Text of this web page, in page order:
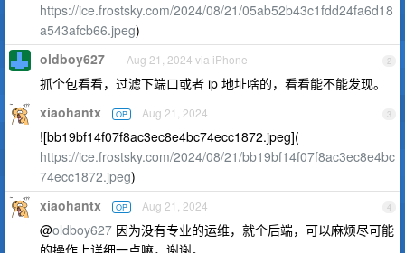
https://ice.frostsky.com/2024/08/21/05ab52b43c1fdd24fa6d18
a543afcb66.jpeg)
2
oldboy627 Aug 21, 2024 via iPhone
抓个包看看，过滤下端口或者 ip 地址啥的，看看能不能发现。
3
xiaohantx OP Aug 21, 2024
![bb19bf14f07f8ac3ec8e4bc74ecc1872.jpeg](
https://ice.frostsky.com/2024/08/21/bb19bf14f07f8ac3ec8e4bc
74ecc1872.jpeg)
4
xiaohantx OP Aug 21, 2024
@oldboy627 因为没有专业的运维，就个后端，可以麻烦尽可能
的操作上详细一点嘛，谢谢。